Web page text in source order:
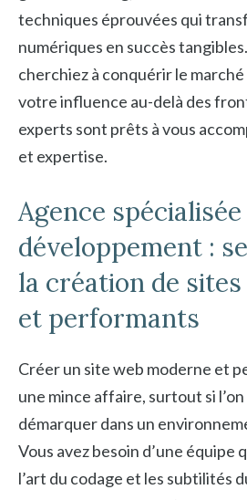
techniques éprouvées qui
numériques en succès
cherchiez à conquérir le
votre influence au-delà des
experts sont prêts à vous
et expertise.
Agence
développement :
la création de
et performants
Créer un site web moderne et
une mince affaire, surtout si
démarquer dans un
Vous avez besoin d’une équipe
l’art du codage et les subtilités